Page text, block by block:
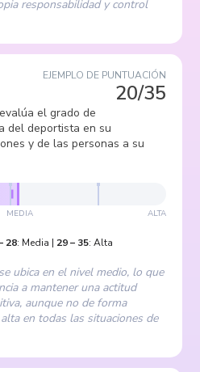
responsabilidad y control
EJEMPLO DE PUNTUACIÓN
20/35
el grado de
del deportista en su
y de las personas a su
MEDIA ALTA
28: Media | 29– 35: Alta
ubica en el nivel medio, lo que
a mantener una actitud
aunque no de forma
en todas las situaciones de